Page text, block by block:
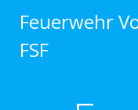
Feuerwehr
FSF